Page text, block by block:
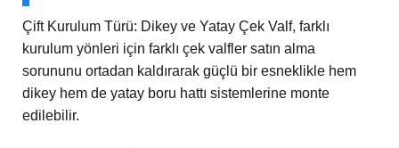
Çift Kurulum Türü: Dikey ve Yatay Çek Valf, farklı
kurulum yönleri için farklı çek valfler satın alma
sorununu ortadan kaldırarak güçlü bir esneklikle hem
dikey hem de yatay boru hattı sistemlerine monte
edilebilir.